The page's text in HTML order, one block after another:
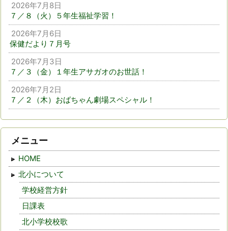
2026年7月8日
７／８（火）５年生福祉学習！
2026年7月6日
保健だより７月号
2026年7月3日
７／３（金）１年生アサガオのお世話！
2026年7月2日
７／２（木）おばちゃん劇場スペシャル！
メニュー
HOME
北小について
学校経営方針
日課表
北小学校校歌